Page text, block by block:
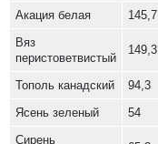
Акация белая
145,7
Вяз
перистоветвистый
149,3
Тополь канадский 94,3
Ясень зеленый
54
Сирень